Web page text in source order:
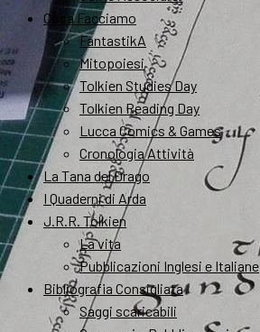
Cosa Facciamo
FantastikA
Mitopoiesi
Tolkien Studies Day
Tolkien Reading Day
Lucca Comics & Games
Cronologia Attività
La Tana del Drago
I Quaderni di Arda
J.R.R. Tolkien
La vita
Pubblicazioni Inglesi e Italiane
Bibliografia Consigliata
Saggi scaricabili